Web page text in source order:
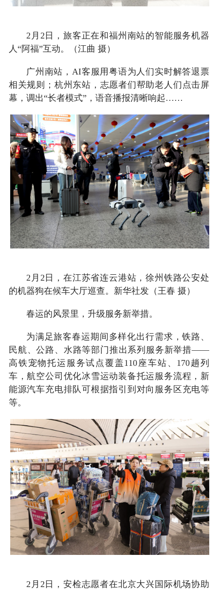
2月2日，旅客正在和福州南站的智能服务机器
人“阿福”互动。（江曲 摄）
广州南站，AI客服用粤语为人们实时解答退票
相关规则；杭州东站，志愿者们帮助老人们点击屏
幕，调出“长者模式”，语音播报清晰响起……
2月2日，在江苏省连云港站，徐州铁路公安处
的机器狗在候车大厅巡查。新华社发（王春 摄）
春运的风景里，升级服务新举措。
为满足旅客春运期间多样化出行需求，铁路、
民航、公路、水路等部门推出系列服务新举措——
高铁宠物托运服务试点覆盖110座车站、170趟列
车，航空公司优化冰雪运动装备托运服务流程，新
能源汽车充电排队可根据指引到对向服务区充电等
等。
2月2日，安检志愿者在北京大兴国际机场协助